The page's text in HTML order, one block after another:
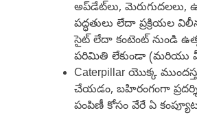
అప్‌డేట్‌లు, మెరుగుదలలు,
పద్ధతులు లేదా ప్రక్రియల
సైట్ లేదా కంటెంట్ నుండి
పరిమితి లేకుండా (మరియు
Caterpillar యొక్క
చేయడం, బహిరంగంగా
పంపిణీ కోసం వేరే ఏ